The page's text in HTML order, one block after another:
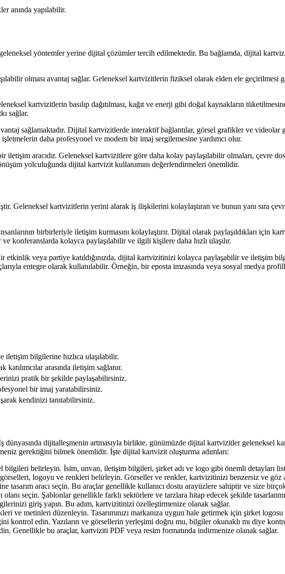
anında yapılabilir.
yöntemler yerine dijital çözümler tercih edilmektedir. Bu bağlamda, dijital
olması avantaj sağlar. Geleneksel kartvizitlerin fiziksel olarak elden ele
kartvizitlerin basılıp dağıtılması, kağıt ve enerji gibi doğal kaynakların
sağlar.
sağlamaktadır. Dijital kartvizitlerde interaktif bağlantılar, görsel grafikler ve videolar
daha profesyonel ve modern bir imaj sergilemesine yardımcı olur.
aracıdır. Geleneksel kartvizitlere göre daha kolay paylaşılabilir olmaları, çevre
yolculuğunda dijital kartvizit kullanımını değerlendirmeleri önemlidir.
Geleneksel kartvizitlerin yerini alarak iş ilişkilerini kolaylaştıran ve bunun yanı sıra
birbirleriyle iletişim kurmasını kolaylaştırır. Dijital olarak paylaşıldıkları için
konferanslarda kolayca paylaşılabilir ve ilgili kişilere daha hızlı ulaşılır.
etkinlik veya partiye katıldığınızda, dijital kartvizitinizi kolayca paylaşabilir ve iletişim
entegre olarak kullanılabilir. Örneğin, bir eposta imzasında veya sosyal medya
iletişim bilgilerine hızlıca ulaşılabilir.
arasında iletişim sağlanır.
pratik bir şekilde paylaşabilirsiniz.
bir imaj yaratabilirsiniz.
kendinizi tanıtabilirsiniz.
dijitalleşmenin artmasıyla birlikte, günümüzde dijital kartvizitler geleneksel
gerektiğini bilmek önemlidir. İşte dijital kartvizit oluşturma adımları:
belirleyin. İsim, unvan, iletişim bilgileri, şirket adı ve logo gibi önemli detayları
logoyu ve renkleri belirleyin. Görseller ve renkler, kartvizitinizi benzersiz ve göz
aracı seçin. Bu araçlar genellikle kullanıcı dostu arayüzlere sahiptir ve size
seçin. Şablonlar genellikle farklı sektörlere ve tarzlara hitap edecek şekilde
giriş yapın. Bu adım, kartvizitinizi özelleştirmenize olanak sağlar.
ve metinleri düzenleyin. Tasarımınızı markanıza uygun hale getirmek için şirket
kontrol edin. Yazıların ve görsellerin yerleşimi doğru mu, bilgiler okunaklı mı diye
Genellikle bu araçlar, kartviziti PDF veya resim formatında indirmenize olanak sağlar.